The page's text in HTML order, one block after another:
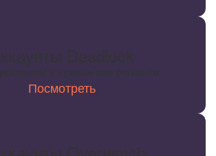
Deadlock
и нужным вам регионом
Посмотреть